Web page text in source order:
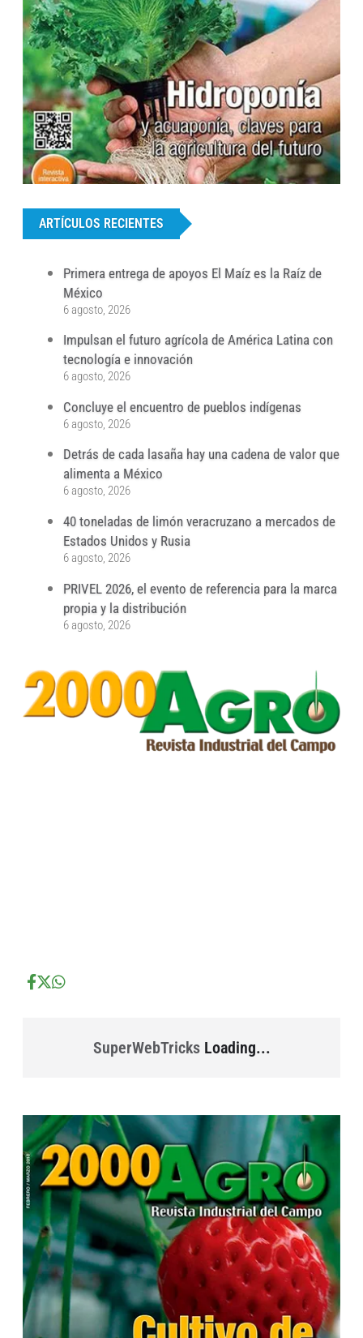
ARTÍCULOS RECIENTES
Primera entrega de apoyos El Maíz es la Raíz de
México
6 agosto, 2026
Impulsan el futuro agrícola de América Latina con
tecnología e innovación
6 agosto, 2026
Concluye el encuentro de pueblos indígenas
6 agosto, 2026
Detrás de cada lasaña hay una cadena de valor que
alimenta a México
6 agosto, 2026
40 toneladas de limón veracruzano a mercados de
Estados Unidos y Rusia
6 agosto, 2026
PRIVEL 2026, el evento de referencia para la marca
propia y la distribución
6 agosto, 2026
SuperWebTricksLoading...